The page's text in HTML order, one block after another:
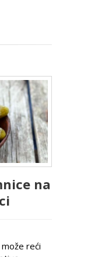
na
može reći